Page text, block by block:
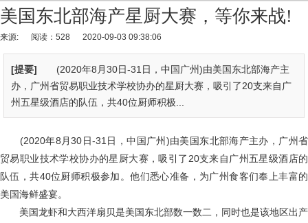
美国东北部海产星厨大赛，等你来战!
来源: 阅读：528 2020-09-03 09:38:06
[提要] (2020年8月30日-31日，中国广州)由美国东北部海产主
办，广州省贸易职业技术学校协办的星厨大赛，吸引了20支来自广
州五星级酒店的队伍，共40位厨师积极...
(2020年8月30日-31日，中国广州)由美国东北部海产主办，广州省
贸易职业技术学校协办的星厨大赛，吸引了20支来自广州五星级酒店的
队伍，共40位厨师积极参加。他们悉心准备，为广州食客们奉上丰富的
美国海鲜盛宴。
美国龙虾和大西洋扇贝是美国东北部数一数二，同时也是该地区出产